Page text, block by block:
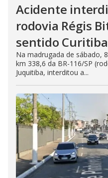
Acidente
rodovia Régis
sentido
Na madrugada de sábado,
km 338,6 da BR-116/SP
Juquitiba, interditou a...